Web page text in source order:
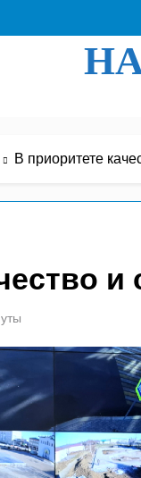
В приоритете
и